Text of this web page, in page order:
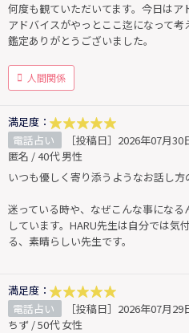
何度も観ていただいてます。今日は
アドバイスがやっとここ迄になって考
鑑定ありがとうございました。
人間関係
満足度：
電話占い
［投稿日］2026年07月30
匿名 / 40代 男性
いつも優しく寄り添うようなお話し方
迷っている時や、なぜこんな事にな
しています。HARU先生は自分では気
る、素晴らしい先生です。
満足度：
電話占い
［投稿日］2026年07月29
ちず / 50代 女性